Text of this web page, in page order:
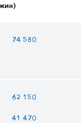
74 580
62 150
41 470